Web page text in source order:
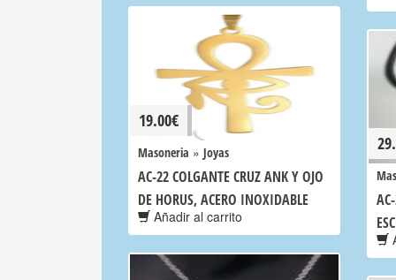
19.00€
Masoneria » Joyas
AC-22 COLGANTE CRUZ ANK Y OJO
DE HORUS, ACERO INOXIDABLE
Añadir al carrito